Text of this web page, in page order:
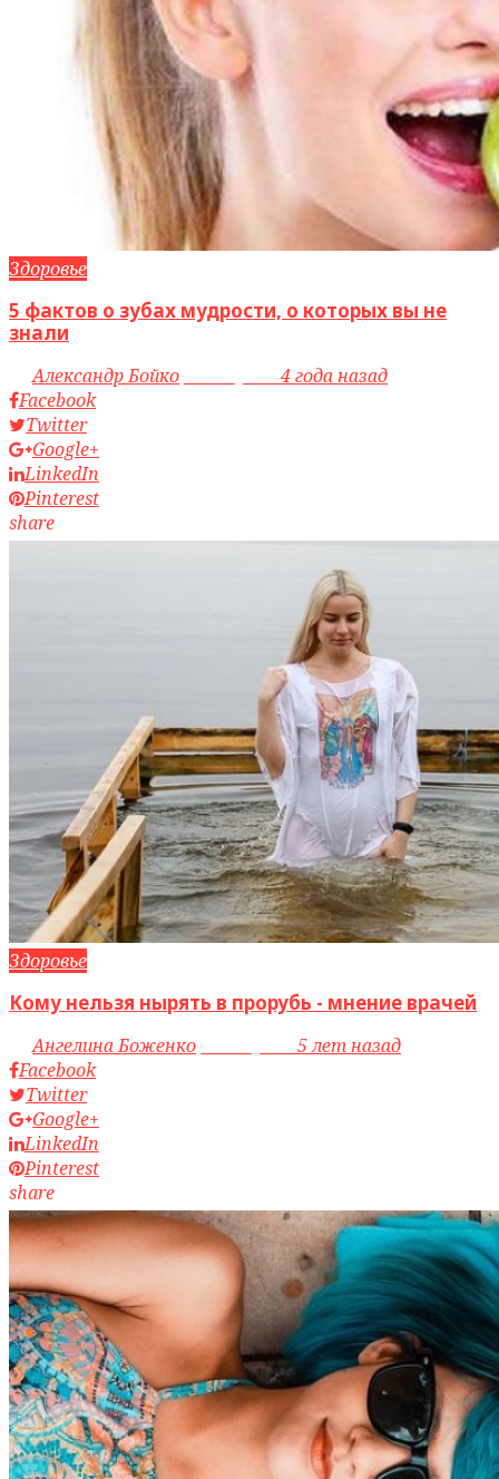
Здоровье
5 фактов о зубах мудрости, о которых вы не
знали
byАлександр Бойко
4 года назад
Facebook
Twitter
Google+
LinkedIn
Pinterest
share
Здоровье
Кому нельзя нырять в прорубь - мнение врачей
byАнгелина Боженко
5 лет назад
Facebook
Twitter
Google+
LinkedIn
Pinterest
share